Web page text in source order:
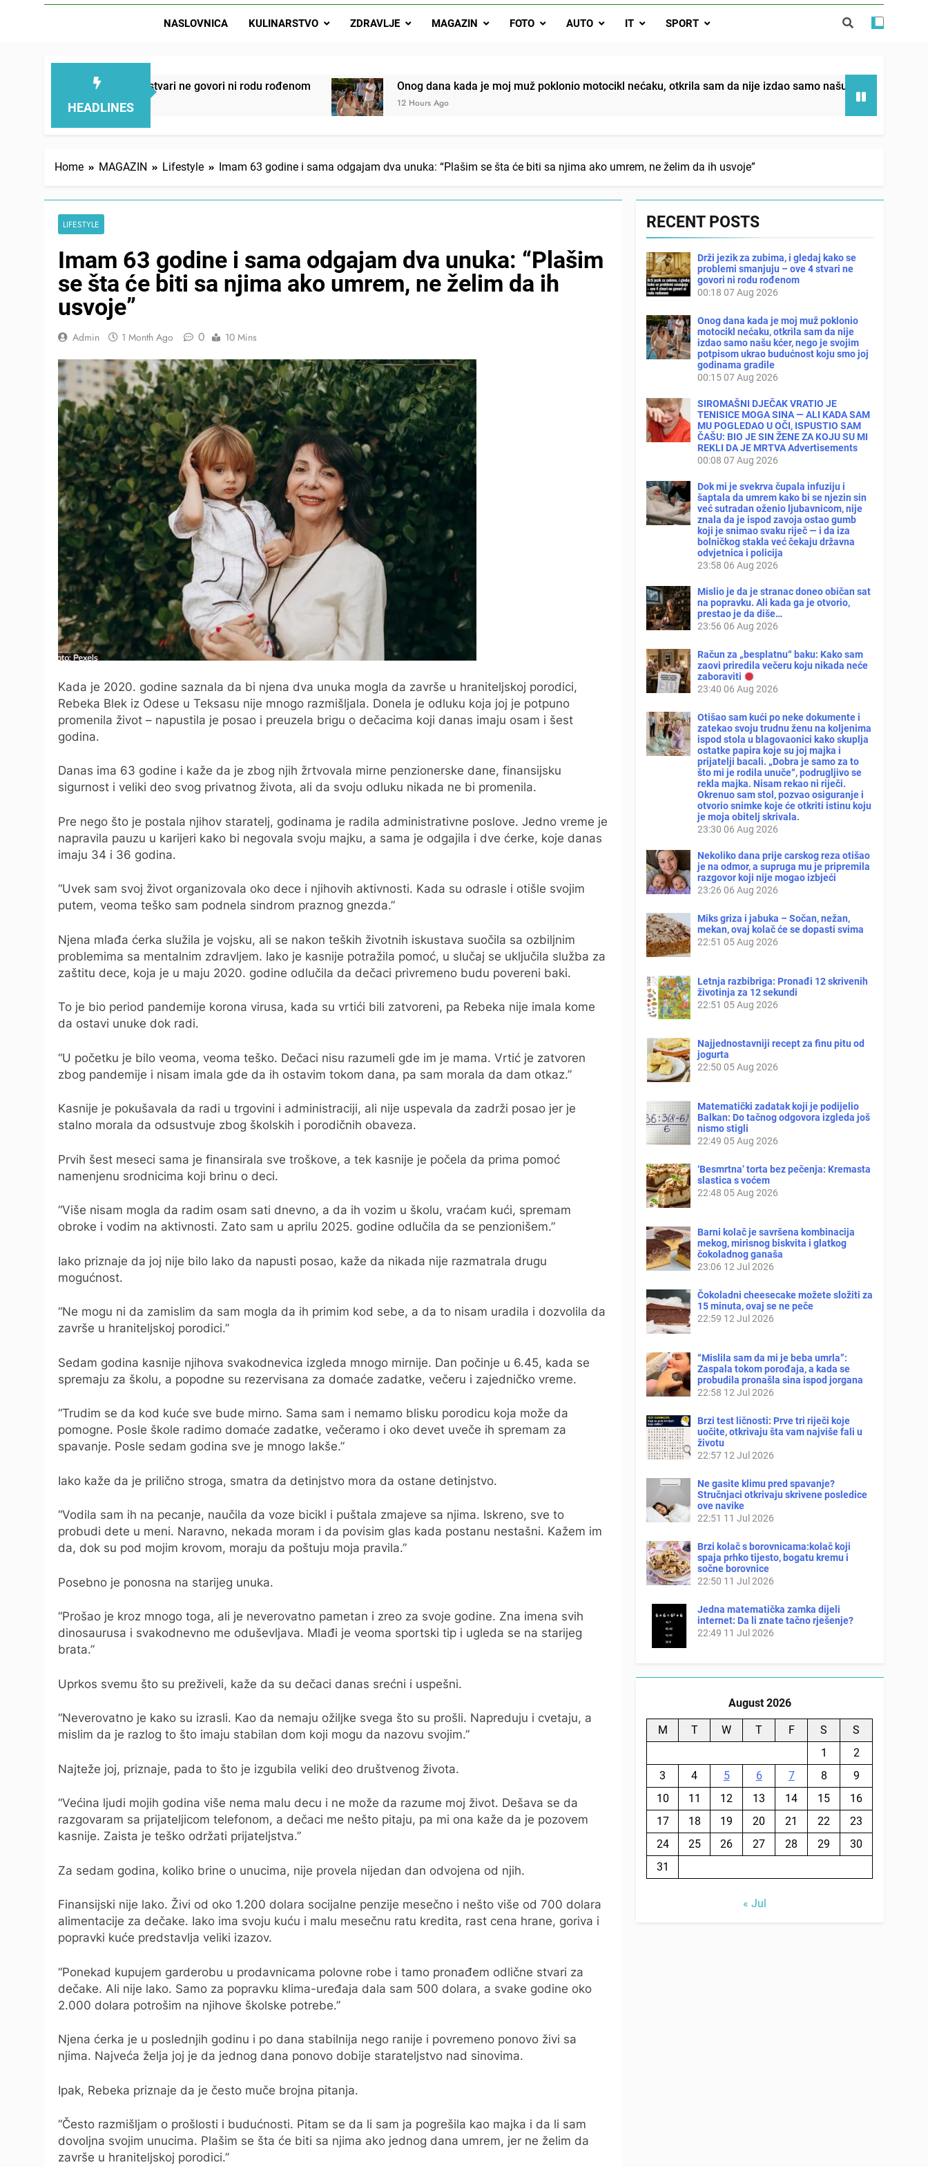
Onog dana kada je moj muž poklonio motocikl nećaku, otkrila sam da nije izdao samo našu kćer, nego je
Dok mi je svekrva čupala infuziju i šaptala da umrem kako bi se njezin sin već sutradan oženio ljubavnicom,
nije znala da je ispod zavoja ostao gumb koji je snimao svaku riječ — i da iza bolničkog stakla već čekaju
NASLOVNICA KULINARSTVO ZDRAVLJE MAGAZIN FOTO AUTO IT SPORT
HEADLINES
– ove 4 stvari ne govori ni rodu rođenom Onog dana kada je moj muž poklonio motocikl nećaku, otkrila sam da nije izdao samo našu kćer, nego je svojim potpisom
12 Hours Ago
Home MAGAZIN Lifestyle Imam 63 godine i sama odgajam dva unuka: “Plašim se šta će biti sa njima ako umrem, ne želim da ih usvoje”
LIFESTYLE
Imam 63 godine i sama odgajam dva unuka: “Plašim
se šta će biti sa njima ako umrem, ne želim da ih
usvoje”
Admin 1 Month Ago 0 10 Mins
Kada je 2020. godine saznala da bi njena dva unuka mogla da završe u hraniteljskoj porodici,
Rebeka Blek iz Odese u Teksasu nije mnogo razmišljala. Donela je odluku koja joj je potpuno
promenila život – napustila je posao i preuzela brigu o dečacima koji danas imaju osam i šest
godina.
Danas ima 63 godine i kaže da je zbog njih žrtvovala mirne penzionerske dane, finansijsku
sigurnost i veliki deo svog privatnog života, ali da svoju odluku nikada ne bi promenila.
Pre nego što je postala njihov staratelj, godinama je radila administrativne poslove. Jedno vreme je
napravila pauzu u karijeri kako bi negovala svoju majku, a sama je odgajila i dve ćerke, koje danas
imaju 34 i 36 godina.
“Uvek sam svoj život organizovala oko dece i njihovih aktivnosti. Kada su odrasle i otišle svojim
putem, veoma teško sam podnela sindrom praznog gnezda.”
Njena mlađa ćerka služila je vojsku, ali se nakon teških životnih iskustava suočila sa ozbiljnim
problemima sa mentalnim zdravljem. Iako je kasnije potražila pomoć, u slučaj se uključila služba za
zaštitu dece, koja je u maju 2020. godine odlučila da dečaci privremeno budu povereni baki.
To je bio period pandemije korona virusa, kada su vrtići bili zatvoreni, pa Rebeka nije imala kome
da ostavi unuke dok radi.
“U početku je bilo veoma, veoma teško. Dečaci nisu razumeli gde im je mama. Vrtić je zatvoren
zbog pandemije i nisam imala gde da ih ostavim tokom dana, pa sam morala da dam otkaz.”
Kasnije je pokušavala da radi u trgovini i administraciji, ali nije uspevala da zadrži posao jer je
stalno morala da odsustvuje zbog školskih i porodičnih obaveza.
Prvih šest meseci sama je finansirala sve troškove, a tek kasnije je počela da prima pomoć
namenjenu srodnicima koji brinu o deci.
“Više nisam mogla da radim osam sati dnevno, a da ih vozim u školu, vraćam kući, spremam
obroke i vodim na aktivnosti. Zato sam u aprilu 2025. godine odlučila da se penzionišem.”
Iako priznaje da joj nije bilo lako da napusti posao, kaže da nikada nije razmatrala drugu
mogućnost.
“Ne mogu ni da zamislim da sam mogla da ih primim kod sebe, a da to nisam uradila i dozvolila da
završe u hraniteljskoj porodici.”
Sedam godina kasnije njihova svakodnevica izgleda mnogo mirnije. Dan počinje u 6.45, kada se
spremaju za školu, a popodne su rezervisana za domaće zadatke, večeru i zajedničko vreme.
“Trudim se da kod kuće sve bude mirno. Sama sam i nemamo blisku porodicu koja može da
pomogne. Posle škole radimo domaće zadatke, večeramo i oko devet uveče ih spremam za
spavanje. Posle sedam godina sve je mnogo lakše.”
Iako kaže da je prilično stroga, smatra da detinjstvo mora da ostane detinjstvo.
“Vodila sam ih na pecanje, naučila da voze bicikl i puštala zmajeve sa njima. Iskreno, sve to
probudi dete u meni. Naravno, nekada moram i da povisim glas kada postanu nestašni. Kažem im
da, dok su pod mojim krovom, moraju da poštuju moja pravila.”
Posebno je ponosna na starijeg unuka.
“Prošao je kroz mnogo toga, ali je neverovatno pametan i zreo za svoje godine. Zna imena svih
dinosaurusa i svakodnevno me oduševljava. Mlađi je veoma sportski tip i ugleda se na starijeg
brata.”
Uprkos svemu što su preživeli, kaže da su dečaci danas srećni i uspešni.
“Neverovatno je kako su izrasli. Kao da nemaju ožiljke svega što su prošli. Napreduju i cvetaju, a
mislim da je razlog to što imaju stabilan dom koji mogu da nazovu svojim.”
Najteže joj, priznaje, pada to što je izgubila veliki deo društvenog života.
“Većina ljudi mojih godina više nema malu decu i ne može da razume moj život. Dešava se da
razgovaram sa prijateljicom telefonom, a dečaci me nešto pitaju, pa mi ona kaže da je pozovem
kasnije. Zaista je teško održati prijateljstva.”
Za sedam godina, koliko brine o unucima, nije provela nijedan dan odvojena od njih.
Finansijski nije lako. Živi od oko 1.200 dolara socijalne penzije mesečno i nešto više od 700 dolara
alimentacije za dečake. Iako ima svoju kuću i malu mesečnu ratu kredita, rast cena hrane, goriva i
popravki kuće predstavlja veliki izazov.
“Ponekad kupujem garderobu u prodavnicama polovne robe i tamo pronađem odlične stvari za
dečake. Ali nije lako. Samo za popravku klima-uređaja dala sam 500 dolara, a svake godine oko
2.000 dolara potrošim na njihove školske potrebe.”
Njena ćerka je u poslednjih godinu i po dana stabilnija nego ranije i povremeno ponovo živi sa
njima. Najveća želja joj je da jednog dana ponovo dobije starateljstvo nad sinovima.
Ipak, Rebeka priznaje da je često muče brojna pitanja.
“Često razmišljam o prošlosti i budućnosti. Pitam se da li sam ja pogrešila kao majka i da li sam
dovoljna svojim unucima. Plašim se šta će biti sa njima ako jednog dana umrem, jer ne želim da
završe u hraniteljskoj porodici.”
RECENT POSTS
Drži jezik za zubima, i gledaj kako se
problemi smanjuju – ove 4 stvari ne
govori ni rodu rođenom
00:18 07 Aug 2026
Onog dana kada je moj muž poklonio
motocikl nećaku, otkrila sam da nije
izdao samo našu kćer, nego je svojim
potpisom ukrao budućnost koju smo joj
godinama gradile
00:15 07 Aug 2026
SIROMAŠNI DJEČAK VRATIO JE
TENISICE MOGA SINA — ALI KADA SAM
MU POGLEDAO U OČI, ISPUSTIO SAM
ČAŠU: BIO JE SIN ŽENE ZA KOJU SU MI
REKLI DA JE MRTVA Advertisements
00:08 07 Aug 2026
Dok mi je svekrva čupala infuziju i
šaptala da umrem kako bi se njezin sin
već sutradan oženio ljubavnicom, nije
znala da je ispod zavoja ostao gumb
koji je snimao svaku riječ — i da iza
bolničkog stakla već čekaju državna
odvjetnica i policija
23:58 06 Aug 2026
Mislio je da je stranac doneo običan sat
na popravku. Ali kada ga je otvorio,
prestao je da diše…
23:56 06 Aug 2026
Račun za „besplatnu“ baku: Kako sam
zaovi priredila večeru koju nikada neće
zaboraviti
23:40 06 Aug 2026
Otišao sam kući po neke dokumente i
zatekao svoju trudnu ženu na koljenima
ispod stola u blagovaonici kako skuplja
ostatke papira koje su joj majka i
prijatelji bacali. „Dobra je samo za to
što mi je rodila unuče“, podrugljivo se
rekla majka. Nisam rekao ni riječi.
Okrenuo sam stol, pozvao osiguranje i
otvorio snimke koje će otkriti istinu koju
je moja obitelj skrivala.
23:30 06 Aug 2026
Nekoliko dana prije carskog reza otišao
je na odmor, a supruga mu je pripremila
razgovor koji nije mogao izbjeći
23:26 06 Aug 2026
Miks griza i jabuka – Sočan, nežan,
mekan, ovaj kolač će se dopasti svima
22:51 05 Aug 2026
Letnja razbibriga: Pronađi 12 skrivenih
životinja za 12 sekundi
22:51 05 Aug 2026
Najjednostavniji recept za finu pitu od
jogurta
22:50 05 Aug 2026
Matematički zadatak koji je podijelio
Balkan: Do tačnog odgovora izgleda još
nismo stigli
22:49 05 Aug 2026
‘Besmrtna’ torta bez pečenja: Kremasta
slastica s voćem
22:48 05 Aug 2026
Barni kolač je savršena kombinacija
mekog, mirisnog biskvita i glatkog
čokoladnog ganaša
23:06 12 Jul 2026
Čokoladni cheesecake možete složiti za
15 minuta, ovaj se ne peče
22:59 12 Jul 2026
“Mislila sam da mi je beba umrla”:
Zaspala tokom porođaja, a kada se
probudila pronašla sina ispod jorgana
22:58 12 Jul 2026
Brzi test ličnosti: Prve tri riječi koje
uočite, otkrivaju šta vam najviše fali u
životu
22:57 12 Jul 2026
Ne gasite klimu pred spavanje?
Stručnjaci otkrivaju skrivene posledice
ove navike
22:51 11 Jul 2026
Brzi kolač s borovnicama:kolač koji
spaja prhko tijesto, bogatu kremu i
sočne borovnice
22:50 11 Jul 2026
Jedna matematička zamka dijeli
internet: Da li znate tačno rješenje?
22:49 11 Jul 2026
August 2026
M T W T F S
S
1
2
3
4 5 6 7 8
9
10
11 12 13 14 15
16
17
18 19 20 21 22
23
24
25 26 27 28 29
30
31
« Jul